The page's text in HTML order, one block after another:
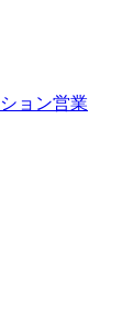
ョン営業